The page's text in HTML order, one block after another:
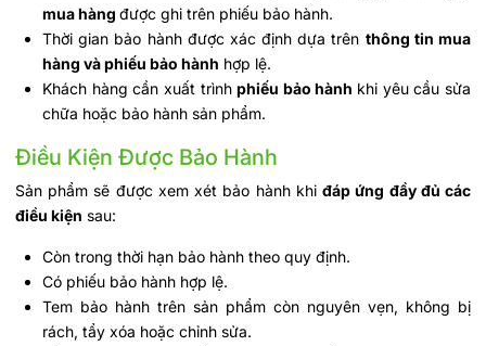
mua hàng được ghi trên phiếu bảo hành.
Thời gian bảo hành được xác định dựa trên thông tin mua
hàng và phiếu bảo hành hợp lệ.
Khách hàng cần xuất trìnhphiếu bảo hành khi yêu cầu sửa
chữa hoặc bảo hành sản phẩm.
Điều Kiện Được Bảo Hành
Sản phẩm sẽ được xem xét bảo hành khiđáp ứng đầy đủ các
điều kiện sau:
Còn trong thời hạn bảo hành theo quy định.
Có phiếu bảo hành hợp lệ.
Tem bảo hành trên sản phẩm còn nguyên vẹn, không bị
rách, tẩy xóa hoặc chỉnh sửa.